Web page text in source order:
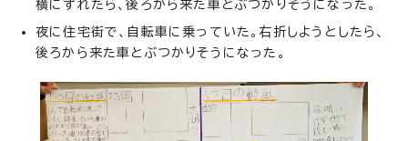
横にずれたら、後ろから来た車とぶつかりそうになった。
夜に住宅街で、自転車に乗っていた。右折しようとしたら、
後ろから来た車とぶつかりそうになった。